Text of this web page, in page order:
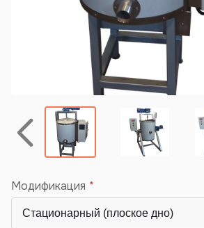
Назад
Модификация